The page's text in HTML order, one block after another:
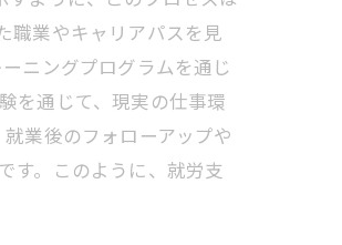
職業やキャリアパスを見
ニングプログラムを通じ
を通じて、現実の仕事環
業後のフォローアップや
す。このように、就労支